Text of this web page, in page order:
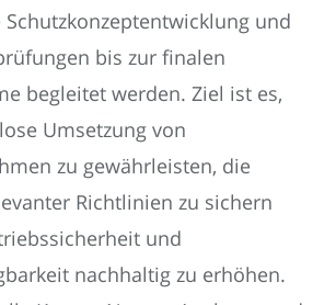
Schutzkonzeptentwicklung und
bis zur finalen
begleitet werden. Ziel ist es,
Umsetzung von
zu gewährleisten, die
Richtlinien zu sichern
und
nachhaltig zu erhöhen.